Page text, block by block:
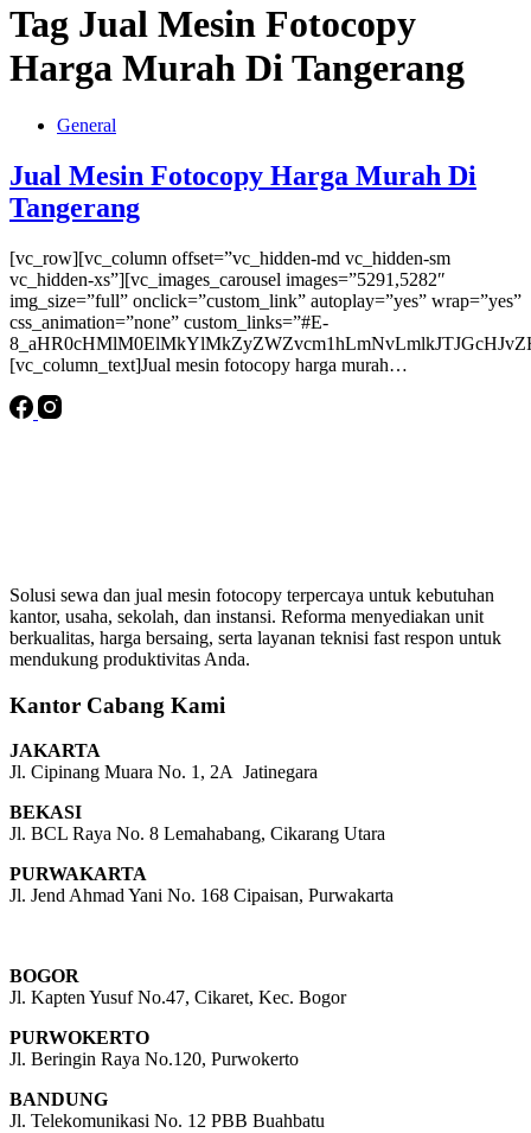
Tag Jual Mesin Fotocopy
Harga Murah Di Tangerang
General
Jual Mesin Fotocopy Harga Murah Di
Tangerang
[vc_row][vc_column offset=”vc_hidden-md vc_hidden-sm
vc_hidden-xs”][vc_images_carousel images=”5291,5282″
img_size=”full” onclick=”custom_link” autoplay=”yes” wrap=”yes”
css_animation=”none” custom_links=”#E-
[vc_column_text]Jual mesin fotocopy harga murah…
Solusi sewa dan jual mesin fotocopy terpercaya untuk kebutuhan
kantor, usaha, sekolah, dan instansi. Reforma menyediakan unit
berkualitas, harga bersaing, serta layanan teknisi fast respon untuk
mendukung produktivitas Anda.
Kantor Cabang Kami
JAKARTA
Jl. Cipinang Muara No. 1, 2A Jatinegara
BEKASI
Jl. BCL Raya No. 8 Lemahabang, Cikarang Utara
PURWAKARTA
Jl. Jend Ahmad Yani No. 168 Cipaisan, Purwakarta
BOGOR
Jl. Kapten Yusuf No.47, Cikaret, Kec. Bogor
PURWOKERTO
Jl. Beringin Raya No.120, Purwokerto
BANDUNG
Jl. Telekomunikasi No. 12 PBB Buahbatu